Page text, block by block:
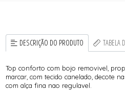
DESCRIÇÃO DO PRODUTO TABELA
Top conforto com bojo removivel,
marcar, com tecido canelado, decote
com alça fina nao regulavel.